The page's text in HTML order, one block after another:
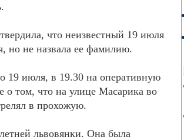
что неизвестный 19 июля
но не назвала ее фамилию.
19 июля, в 19.30 на оперативную
том, что на улице Масарика во
в прохожую.
львовянки. Она была